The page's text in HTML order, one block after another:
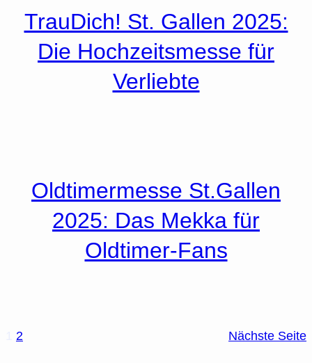
TrauDich! St. Gallen 2025:
Die Hochzeitsmesse für
Verliebte
Oldtimermesse St.Gallen
2025: Das Mekka für
Oldtimer-Fans
2 Nächste Seite